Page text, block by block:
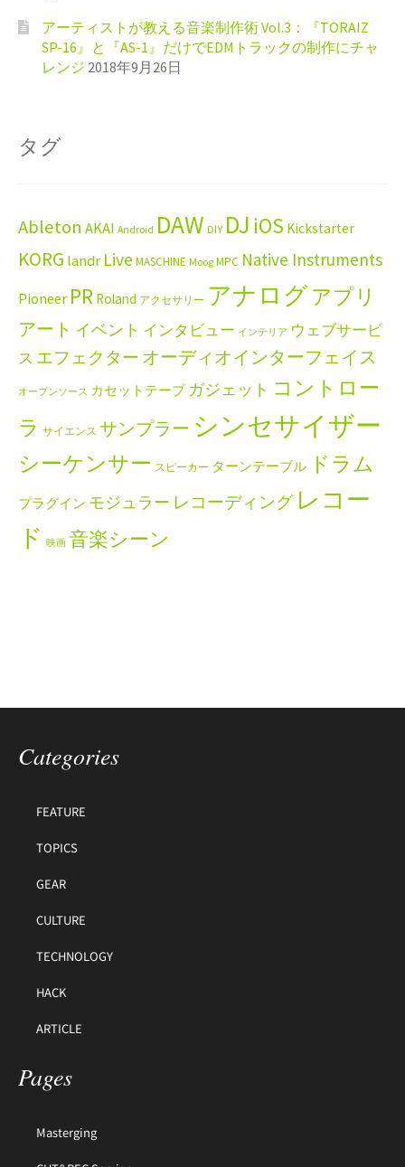
アーティストが教える音楽制作術 Vol.3：『TORAIZ
SP-16』と『AS-1』だけでEDMトラックの制作にチャ
レンジ 2018年9月26日
タグ
Ableton AKAI Android DAW DIY DJ iOS Kickstarter
KORG landr Live MASCHINE Moog MPC Native Instruments
Pioneer PR Roland アクセサリー アナログアプリ
アート イベント インタビュー インテリア ウェブサービ
ス エフェクター オーディオインターフェイス
オープンソース カセットテープ ガジェット コントロー
ラ サイエンス サンプラー シンセサイザー
シーケンサー スピーカー ターンテーブル ドラム
プラグイン モジュラー レコーディング レコー
ド 映画 音楽シーン
Categories
FEATURE
TOPICS
GEAR
CULTURE
TECHNOLOGY
HACK
ARTICLE
Pages
Masterging